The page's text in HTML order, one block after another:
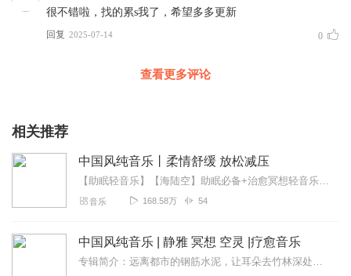
很不错啦，找的累s我了，希望多多更新
回复 2025-07-14 0
查看更多评论
相关推荐
中国风纯音乐丨柔情舒缓 放松减压
【助眠轻音乐】【海陆空】助眠必备+治愈冥想轻音乐【大自然白噪音】静心助眠+减压催眠【听自然的音乐助你入眠】助眠古风音乐《中国风纯音乐》以安静，柔美，古香古色的意...
音乐 168.58万 54
中国风纯音乐 | 静雅 冥想 空灵 |疗愈音乐
专辑简介：远离都市的钢筋水泥，让耳朵去竹林深处深呼吸。本专辑精选多首疗愈系中国风纯音乐，以舒缓的节奏与空灵的音色，为您搭建一个冥想、阅读或助眠的精神庇护所。清脆...